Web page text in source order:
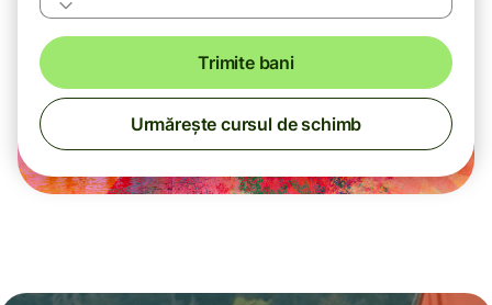
Trimite bani
Urmărește cursul de schimb